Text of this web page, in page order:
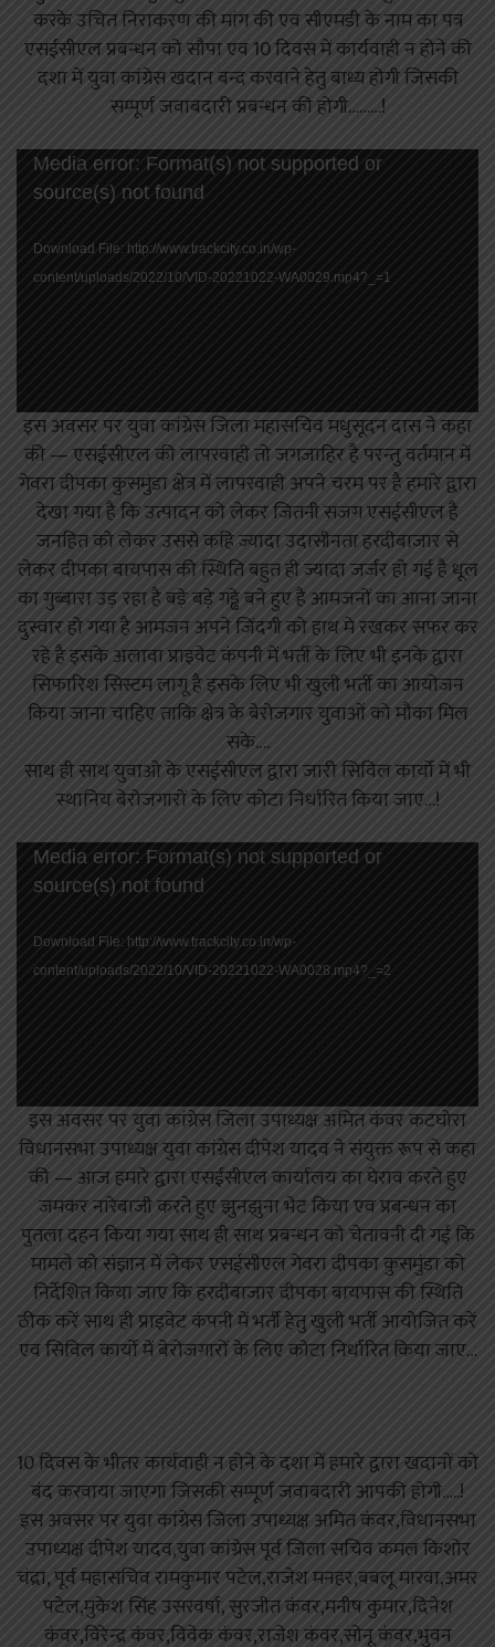
करके उचित निराकरण की मांग की एव सीएमडी के नाम का पत्र
एसईसीएल प्रबन्धन को सौपा एव 10 दिवस में कार्यवाही न होने की
दशा में युवा कांग्रेस खदान बन्द करवाने हेतु बाध्य होगी जिसकी
सम्पूर्ण जवाबदारी प्रबन्धन की होगी………!
Video
Player
Media error: Format(s) not supported or
source(s) not found
Download File: http://www.trackcity.co.in/wp-
content/uploads/2022/10/VID-20221022-WA0029.mp4?_=1
इस अवसर पर युवा कांग्रेस जिला महासचिव मधुसूदन दास ने कहा
की — एसईसीएल की लापरवाही तो जगजाहिर है परन्तु वर्तमान में
गेवरा दीपका कुसमुंडा क्षेत्र में लापरवाही अपने चरम पर है हमारे द्वारा
देखा गया है कि उत्पादन को लेकर जितनी सजग एसईसीएल है
जनहित को लेकर उससे कहि ज्यादा उदासीनता हरदीबाजार से
लेकर दीपका बायपास की स्थिति बहुत ही ज्यादा जर्जर हो गई है धूल
का गुब्बारा उड़ रहा है बड़े बड़े गड्ढे बने हुए है आमजनों का आना जाना
दुस्वार हो गया है आमजन अपने जिंदगी को हाथ मे रखकर सफर कर
रहे है इसके अलावा प्राइवेट कंपनी में भर्ती के लिए भी इनके द्वारा
सिफारिश सिस्टम लागू है इसके लिए भी खुली भर्ती का आयोजन
किया जाना चाहिए ताकि क्षेत्र के बेरोजगार युवाओं को मौका मिल
सके….
साथ ही साथ युवाओ के एसईसीएल द्वारा जारी सिविल कार्यो में भी
स्थानिय बेरोजगारों के लिए कोटा निर्धारित किया जाए…!
Video
Player
Media error: Format(s) not supported or
source(s) not found
Download File: http://www.trackcity.co.in/wp-
content/uploads/2022/10/VID-20221022-WA0028.mp4?_=2
इस अवसर पर युवा कांग्रेस जिला उपाध्यक्ष अमित कंवर कटघोरा
विधानसभा उपाध्यक्ष युवा कांग्रेस दीपेश यादव ने संयुक्त रूप से कहा
की — आज हमारे द्वारा एसईसीएल कार्यालय का घेराव करते हुए
जमकर नारेबाजी करते हुए झुनझुना भेट किया एव प्रबन्धन का
पुतला दहन किया गया साथ ही साथ प्रबन्धन को चेतावनी दी गई कि
मामले को संज्ञान में लेकर एसईसीएल गेवरा दीपका कुसमुंडा को
निर्देशित किया जाए कि हरदीबाजार दीपका बायपास की स्थिति
ठीक करें साथ ही प्राइवेट कंपनी में भर्ती हेतु खुली भर्ती आयोजित करें
एव सिविल कार्यो में बेरोजगारों के लिए कोटा निर्धारित किया जाए…
10 दिवस के भीतर कार्यवाही न होने के दशा में हमारे द्वारा खदानों को
बंद करवाया जाएगा जिसकी सम्पूर्ण जवाबदारी आपकी होगी…..!
इस अवसर पर युवा कांग्रेस जिला उपाध्यक्ष अमित कंवर,विधानसभा
उपाध्यक्ष दीपेश यादव,युवा कांग्रेस पूर्व जिला सचिव कमल किशोर
चंद्रा, पूर्व महासचिव रामकुमार पटेल,राजेश मनहर,बबलू मारवा,अमर
पटेल,मुकेश सिंह उसरवर्षा, सुरजीत कंवर,मनीष कुमार,दिनेश
कंवर,विरेन्द्र कंवर,विवेक कंवर,राजेश कंवर,सोनू कंवर,भुवन